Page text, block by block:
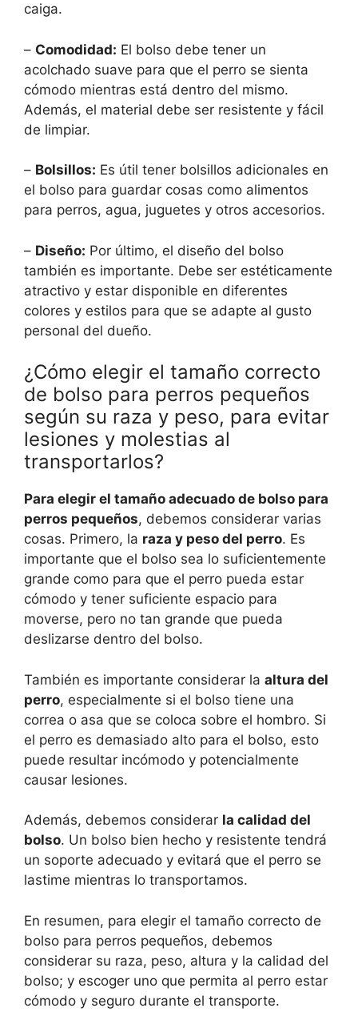
caiga.
– Comodidad: El bolso debe tener un
acolchado suave para que el perro se sienta
cómodo mientras está dentro del mismo.
Además, el material debe ser resistente y fácil
de limpiar.
– Bolsillos: Es útil tener bolsillos adicionales en
el bolso para guardar cosas como alimentos
para perros, agua, juguetes y otros accesorios.
– Diseño: Por último, el diseño del bolso
también es importante. Debe ser estéticamente
atractivo y estar disponible en diferentes
colores y estilos para que se adapte al gusto
personal del dueño.
¿Cómo elegir el tamaño correcto
de bolso para perros pequeños
según su raza y peso, para evitar
lesiones y molestias al
transportarlos?
Para elegir el tamaño adecuado de bolso para
perros pequeños, debemos considerar varias
cosas. Primero, la raza y peso del perro. Es
importante que el bolso sea lo suficientemente
grande como para que el perro pueda estar
cómodo y tener suficiente espacio para
moverse, pero no tan grande que pueda
deslizarse dentro del bolso.
También es importante considerar la altura del
perro, especialmente si el bolso tiene una
correa o asa que se coloca sobre el hombro. Si
el perro es demasiado alto para el bolso, esto
puede resultar incómodo y potencialmente
causar lesiones.
Además, debemos considerar la calidad del
bolso. Un bolso bien hecho y resistente tendrá
un soporte adecuado y evitará que el perro se
lastime mientras lo transportamos.
En resumen, para elegir el tamaño correcto de
bolso para perros pequeños, debemos
considerar su raza, peso, altura y la calidad del
bolso; y escoger uno que permita al perro estar
cómodo y seguro durante el transporte.